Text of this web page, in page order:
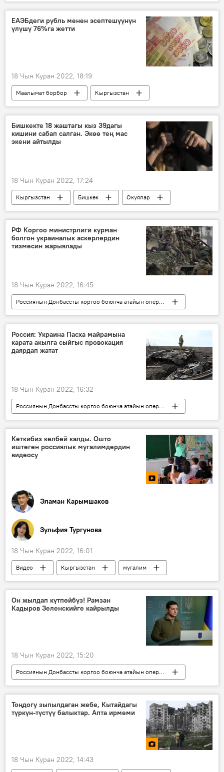
Алымкадыр Бейшеналиев
клиника
курулуш
Видео
ЕАЭБдеги рубль менен эсептешүүнүн
үлүшү 76%га жетти
18 Чын Куран 2022, 18:19
Маалымат борбор
Кыргызстан
Евразиялык экономикалык биримдик
Бишкекте 18 жаштагы кыз 39дагы
кишини сабап салган. Экөө тең мас
экени айтылды
18 Чын Куран 2022, 17:24
Кыргызстан Бишкек
Окуялар
милиция
сабоо
РФ Коргоо министрлиги курман
болгон украиналык аскерлердин
тизмесин жарыялады
18 Чын Куран 2022, 16:45
Россиянын Донбассты коргоо боюнча атайын операциясы
Россия
Украина
атайын операция
Куралдуу күчтөр
Россия: Украина Пасха майрамына
карата акылга сыйгыс провокация
даярдап жатат
18 Чын Куран 2022, 16:32
Россиянын Донбассты коргоо боюнча атайын операциясы
Россия
Украина
Батыш
пасха
чагымчыл
Кеткибиз келбей калды. Ошто
иштеген россиялык мугалимдердин
видеосу
Эламан Карымшаков
Зульфия Тургунова
18 Чын Куран 2022, 16:01
Видео Кыргызстан
мугалим
Ош
Россия
окуучу
билим берүү
Он жылдап күтпөйбүз! Рамзан
Кадыров Зеленскийге кайрылды
18 Чын Куран 2022, 15:20
Россиянын Донбассты коргоо боюнча атайын операциясы
Дүйнөдө
Рамзан Кадыров
Владимир Зеленский
Жо Байден
Украина
АКШ комментарий
Тоңдогу зыпылдаган жебе, Кытайдагы
түркүн-түстүү балыктар. Апта ирмеми
18 Чын Куран 2022, 14:43